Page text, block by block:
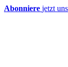
Abonniere jetzt